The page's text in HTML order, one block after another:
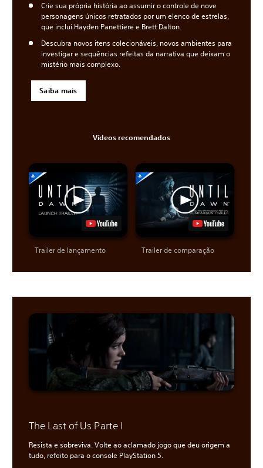
Crie sua própria história ao assumir o controle de nove
personagens únicos retratados por um elenco de estrelas,
que inclui Hayden Panettiere e Brett Dalton.
Descubra novos itens colecionáveis, novos ambientes para
investigar e sequências refeitas da narrativa que deixam o
mistério mais complexo.
Saiba mais
Vídeos recomendados
Trailer de lançamento Trailer de comparação
The Last of Us Parte I
Resista e sobreviva. Volte ao aclamado jogo que deu origem a
tudo, refeito para o console PlayStation 5.